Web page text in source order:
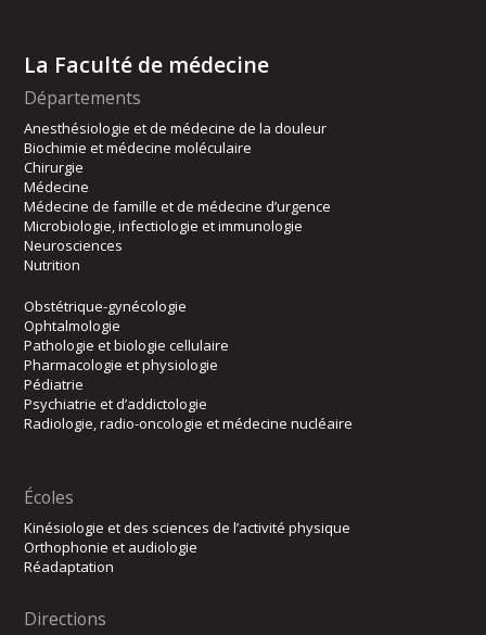
La Faculté de médecine
Départements
Anesthésiologie et de médecine de la douleur
Biochimie et médecine moléculaire
Chirurgie
Médecine
Médecine de famille et de médecine d’urgence
Microbiologie, infectiologie et immunologie
Neurosciences
Nutrition
Obstétrique-gynécologie
Ophtalmologie
Pathologie et biologie cellulaire
Pharmacologie et physiologie
Pédiatrie
Psychiatrie et d’addictologie
Radiologie, radio-oncologie et médecine nucléaire
Écoles
Kinésiologie et des sciences de l’activité physique
Orthophonie et audiologie
Réadaptation
Directions